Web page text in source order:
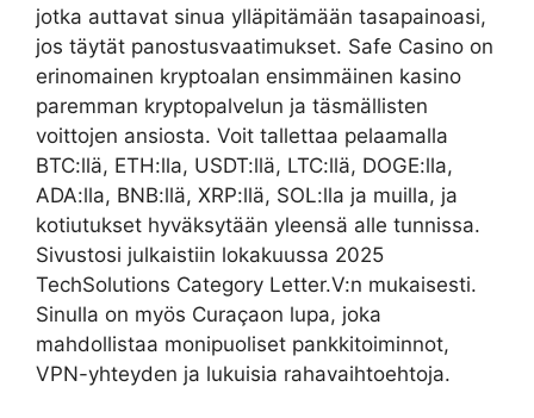
jotka auttavat sinua ylläpitämään tasapainoasi,
jos täytät panostusvaatimukset. Safe Casino on
erinomainen kryptoalan ensimmäinen kasino
paremman kryptopalvelun ja täsmällisten
voittojen ansiosta. Voit tallettaa pelaamalla
BTC:llä, ETH:lla, USDT:llä, LTC:llä, DOGE:lla,
ADA:lla, BNB:llä, XRP:llä, SOL:lla ja muilla, ja
kotiutukset hyväksytään yleensä alle tunnissa.
Sivustosi julkaistiin lokakuussa 2025
TechSolutions Category Letter.V:n mukaisesti.
Sinulla on myös Curaçaon lupa, joka
mahdollistaa monipuoliset pankkitoiminnot,
VPN-yhteyden ja lukuisia rahavaihtoehtoja.